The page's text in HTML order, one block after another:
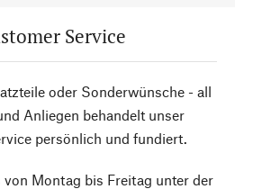
Service
oder Sonderwünsche - all
Anliegen behandelt unser
persönlich und fundiert.
von Montag bis Freitag unter der